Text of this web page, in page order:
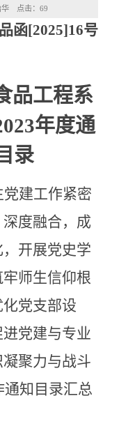
点击： 69
函[2025]16号
品工程系
年度通
录
建工作紧密
度融合，成
开展党史学
师生信仰根
党支部设
党建与专业
聚力与战斗
通知目录汇总